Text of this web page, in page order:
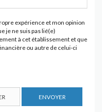
expérience et mon opinion
je ne suis pas lié(e)
à cet établissement et que
ou autre de celui-ci
ENVOYER